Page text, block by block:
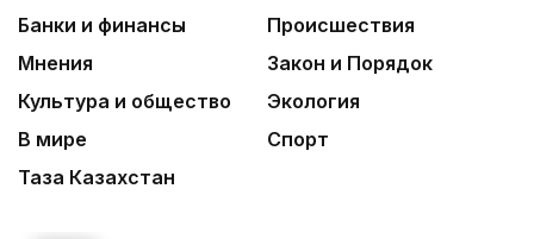
Банки и финансы
Происшествия
Мнения
Закон и Порядок
Культура и общество
Экология
В мире
Спорт
Таза Казахстан